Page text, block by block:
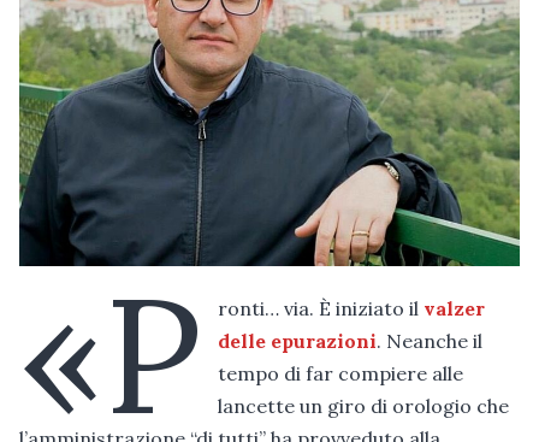
«P ronti… via. È iniziato il valzer
delle epurazioni. Neanche il
tempo di far compiere alle
lancette un giro di orologio che